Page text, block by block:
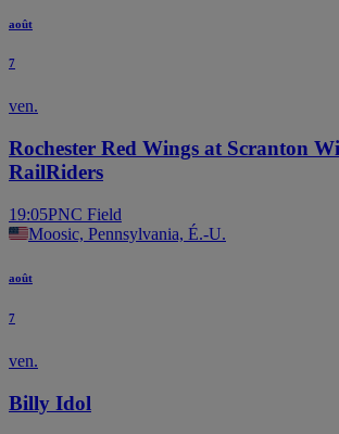
août
7
ven.
Rochester Red Wings at Scranton
RailRiders
19:05PNC Field
Moosic, Pennsylvania, É.-U.
août
7
ven.
Billy Idol